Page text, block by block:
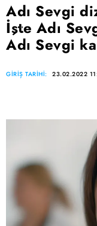
Adı Sevgi
İşte Adı
Adı Sevgi
GİRİŞ TARİHİ: 23.02.2022